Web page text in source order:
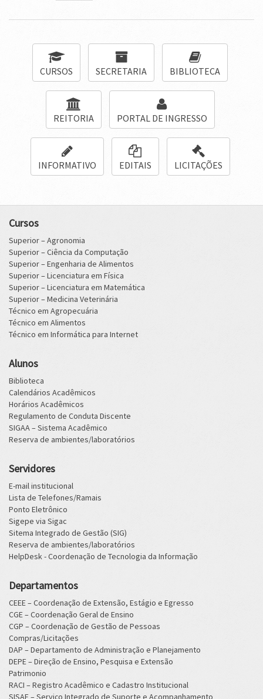
CURSOS SECRETARIA BIBLIOTECA
REITORIA PORTAL DE INGRESSO
INFORMATIVO EDITAIS LICITAÇÕES
Cursos
Superior – Agronomia
Superior – Ciência da Computação
Superior – Engenharia de Alimentos
Superior – Licenciatura em Física
Superior – Licenciatura em Matemática
Superior – Medicina Veterinária
Técnico em Agropecuária
Técnico em Alimentos
Técnico em Informática para Internet
Alunos
Biblioteca
Calendários Acadêmicos
Horários Acadêmicos
Regulamento de Conduta Discente
SIGAA – Sistema Acadêmico
Reserva de ambientes/laboratórios
Servidores
E-mail institucional
Lista de Telefones/Ramais
Ponto Eletrônico
Sigepe via Sigac
Sitema Integrado de Gestão (SIG)
Reserva de ambientes/laboratórios
HelpDesk - Coordenação de Tecnologia da Informação
Departamentos
CEEE – Coordenação de Extensão, Estágio e Egresso
CGE – Coordenação Geral de Ensino
CGP – Coordenação de Gestão de Pessoas
Compras/Licitações
DAP – Departamento de Administração e Planejamento
DEPE – Direção de Ensino, Pesquisa e Extensão
Patrimonio
RACI – Registro Acadêmico e Cadastro Institucional
SISAE – Serviço Integrado de Suporte e Acompanhamento